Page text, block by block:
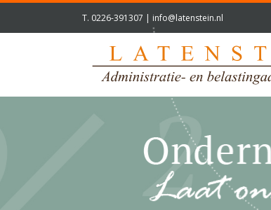
T. 0226-391307 | info@latenstein.nl